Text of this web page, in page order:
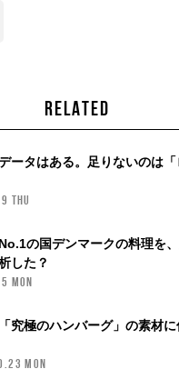
RELATED
ータはある。足りないのは
THU
の国デンマークの料理を
した？
MON
究極のハンバーグ」の素材
MON